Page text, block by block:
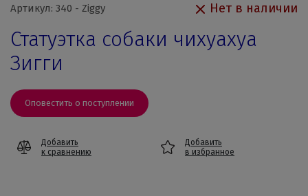
Артикул: 340 - Ziggy Нет в наличии
Статуэтка собаки чихуахуа
Зигги
Оповестить о поступлении
Добавить
к сравнению
Добавить
в избранное